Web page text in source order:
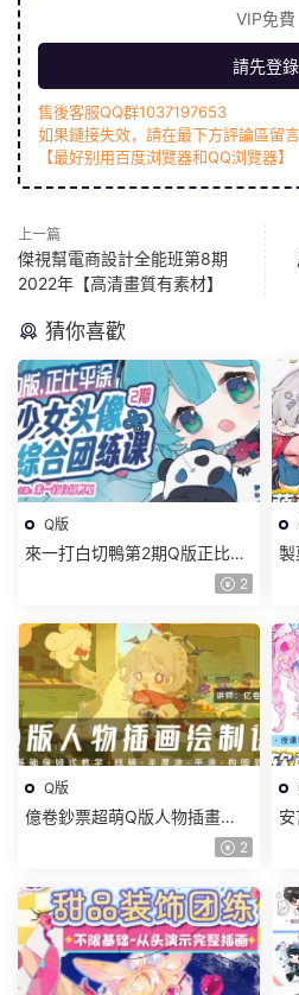
VIP免費
請先登錄
售後客服QQ群1037197653
如果鏈接失效，請在最下方評論區留言
【最好别用百度浏覽器和QQ浏覽器】
上一篇
傑視幫電商設計全能班第8期
2022年【高清畫質有素材】
猜你喜歡
Q版
來一打白切鴨第2期Q版正比平
2025【畫質高清有課件沒筆
刷】
2
製
Q版
億卷鈔票超萌Q版人物插畫
2025【畫質高清隻有視頻】 2